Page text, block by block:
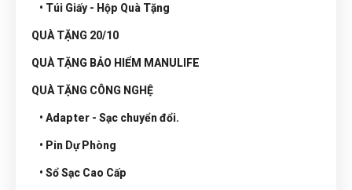
• Túi Giấy - Hộp Quà Tặng
QUÀ TẶNG 20/10
QUÀ TẶNG BẢO HIỂM MANULIFE
QUÀ TẶNG CÔNG NGHỆ
• Adapter - Sạc chuyển đổi.
• Pin Dự Phòng
• Sổ Sạc Cao Cấp